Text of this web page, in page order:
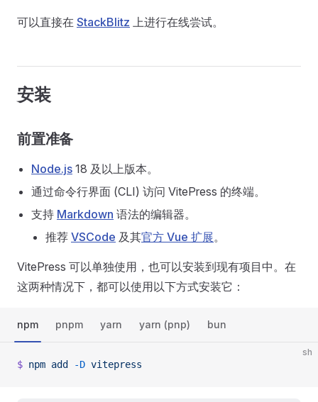
可以直接在 StackBlitz 上进行在线尝试。
安装
前置准备
Node.js 18 及以上版本。
通过命令行界面 (CLI) 访问 VitePress 的终端。
支持 Markdown 语法的编辑器。
推荐 VSCode 及其官方 Vue 扩展。
VitePress 可以单独使用，也可以安装到现有项目中。在
这两种情况下，都可以使用以下方式安装它：
npm pnpm yarn yarn (pnp) bun
sh
$ npm add -D vitepress